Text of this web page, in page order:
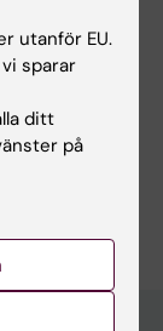
sjukdom
disease
utanför EU.
sparar
ditt
på